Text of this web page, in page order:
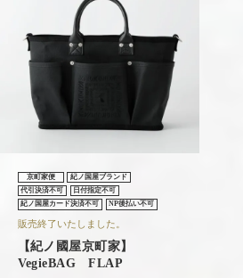
京町家便
紀ノ国屋ブランド
代引決済不可
日付指定不可
紀ノ国屋カード決済不可
NP後払い不可
販売終了いたしました。
【紀ノ國屋京町家】
VegieBAG FLAP